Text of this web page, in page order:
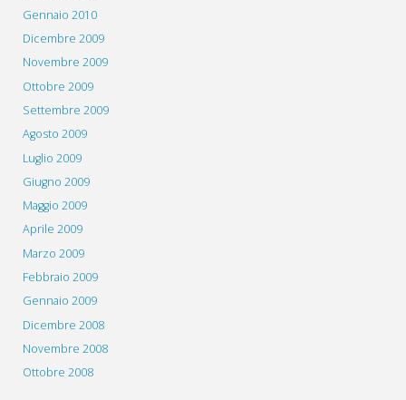
Gennaio 2010
Dicembre 2009
Novembre 2009
Ottobre 2009
Settembre 2009
Agosto 2009
Luglio 2009
Giugno 2009
Maggio 2009
Aprile 2009
Marzo 2009
Febbraio 2009
Gennaio 2009
Dicembre 2008
Novembre 2008
Ottobre 2008